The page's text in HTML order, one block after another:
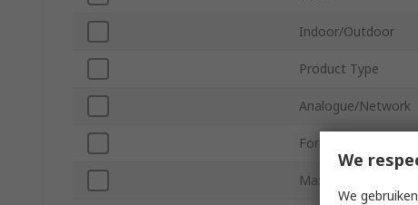
Indoor/Outdoor
Product Type
Analogue/Network
Form Factor
Maximum Resolution
We
We